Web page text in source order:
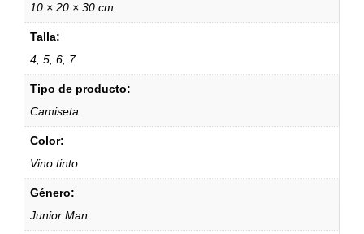
10 × 20 × 30 cm
Talla:
4, 5, 6, 7
Tipo de producto:
Camiseta
Color:
Vino tinto
Género:
Junior Man